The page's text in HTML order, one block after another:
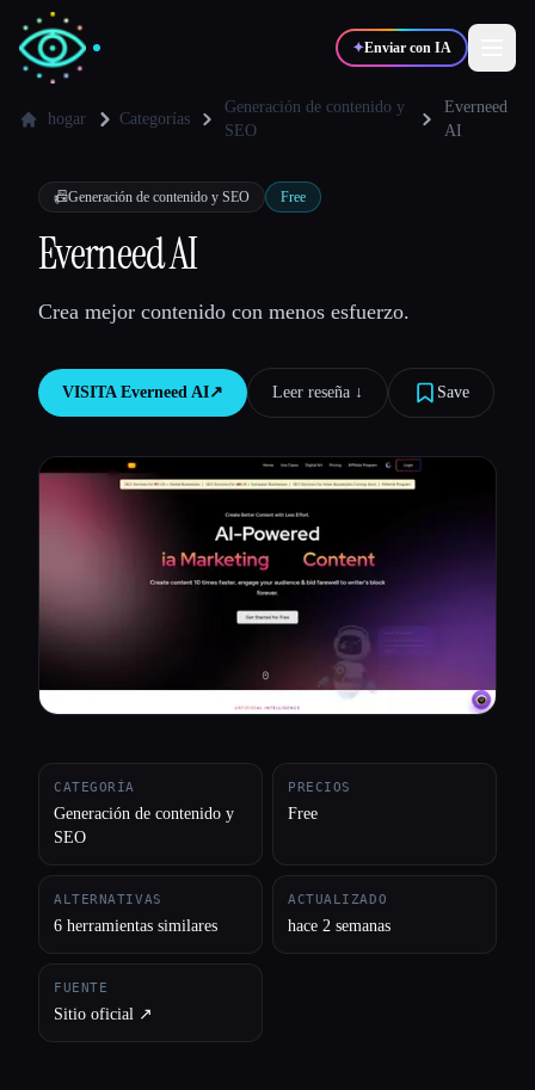
✦Enviar con IA
💻Desarrolladores
Blog
Todas las categorías
hogar Categorías
Generación de contenido y
SEO
Everneed
AI
📠Generación de contenido y SEO Free
Everneed AI
Crea mejor contenido con menos esfuerzo.
VISITA Everneed AI↗︎ Leer reseña ↓︎ Save
CATEGORÍA
Generación de contenido y
SEO
PRECIOS
Free
ALTERNATIVAS
6 herramientas similares
ACTUALIZADO
hace 2 semanas
FUENTE
Sitio oficial ↗︎